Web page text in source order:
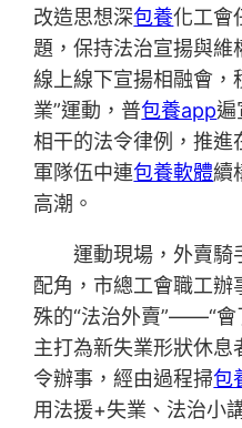
改造思想深包養化工會
題，保持法治宣揚與維
線上線下宣揚相融會，
業”運動，普包養app遍
相干的法令律例，推進
軍隊伍中連包養軟體續
高潮。
運動現場，外賣騎
配角，市總工會職工
殊的“法治外賣”——“會
主打為新失業形狀休息
令辦事，經由過程掃包
用法援+失業、法治小